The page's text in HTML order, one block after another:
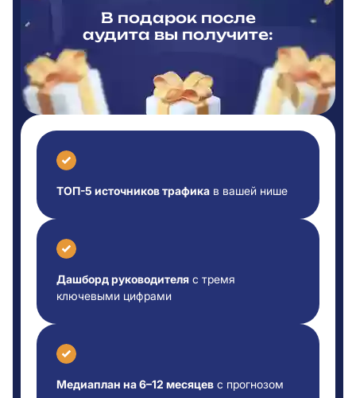
В подарок после
аудита вы получите:
ТОП-5 источников трафика в вашей нише
Дашборд руководителя с тремя
ключевыми цифрами
Медиаплан на 6–12 месяцев с прогнозом